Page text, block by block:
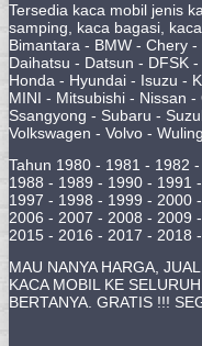
Tersedia kaca mobil jenis
samping, kaca bagasi,
Bimantara - BMW - Chery
Daihatsu - Datsun - DFSK
Honda - Hyundai - Isuzu -
MINI - Mitsubishi - Nissan
Ssangyong - Subaru -
Volkswagen - Volvo -
Tahun 1980 - 1981 - 1982
1988 - 1989 - 1990 - 1991
1997 - 1998 - 1999 - 2000
2006 - 2007 - 2008 - 2009
2015 - 2016 - 2017 - 2018
MAU NANYA HARGA,
KACA MOBIL KE
BERTANYA. GRATIS !!!